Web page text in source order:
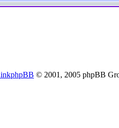
phpBB © 2001, 2005 phpBB